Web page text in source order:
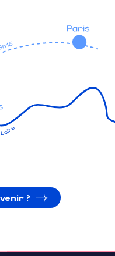
?